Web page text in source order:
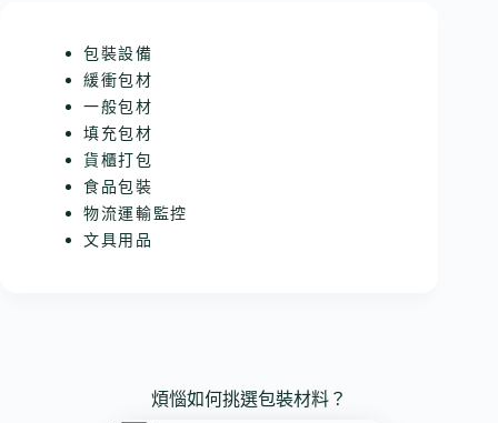
包裝設備
緩衝包材
一般包材
填充包材
貨櫃打包
食品包裝
物流運輸監控
文具用品
煩惱如何挑選包裝材料？